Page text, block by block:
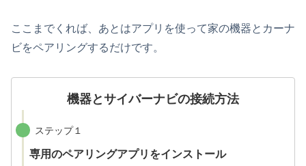
ここまでくれば、あとはアプリを使って家の機器とカーナ
ビをペアリングするだけです。
機器とサイバーナビの接続方法
ステップ１
専用のペアリングアプリをインストール